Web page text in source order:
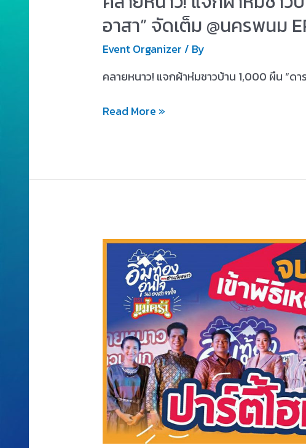
อาสา” จัดเต็ม @นครพนม
Event Organizer / By
คลายหนาว! แจกผ้าห่มชาวบ้าน 1,000 ผืน “ดา
Read More »